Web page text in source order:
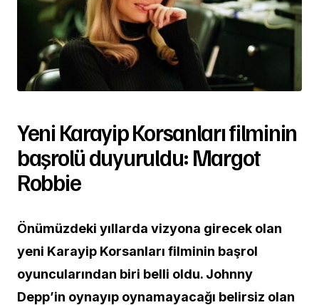
Yeni Karayip Korsanları filminin
başrolü duyuruldu: Margot
Robbie
Önümüzdeki yıllarda vizyona girecek olan
yeni Karayip Korsanları filminin başrol
oyuncularından biri belli oldu. Johnny
Depp’in oynayıp oynamayacağı belirsiz olan